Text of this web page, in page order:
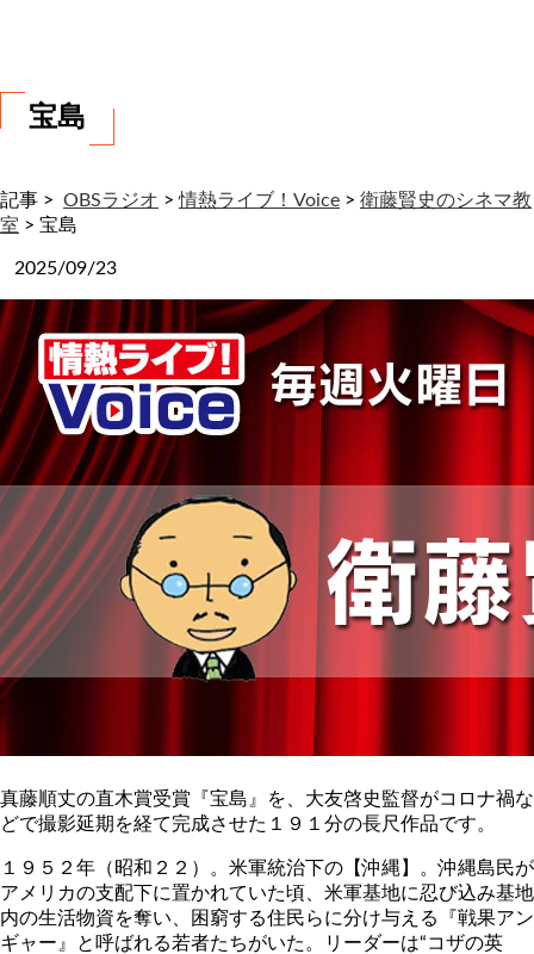
宝島
記事 > OBSラジオ >情熱ライブ！Voice > 衛藤賢史のシネマ教
室 > 宝島
2025/09/23
真藤順丈の直木賞受賞『宝島』を、大友啓史監督がコロナ禍な
どで撮影延期を経て完成させた１９１分の長尺作品です。
１９５２年（昭和２２）。米軍統治下の【沖縄】。沖縄島民が
アメリカの支配下に置かれていた頃、米軍基地に忍び込み基地
内の生活物資を奪い、困窮する住民らに分け与える『戦果アン
ギャー』と呼ばれる若者たちがいた。リーダーは“コザの英